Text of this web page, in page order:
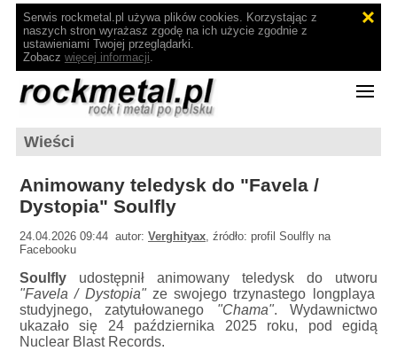
Serwis rockmetal.pl używa plików cookies. Korzystając z
naszych stron wyrażasz zgodę na ich użycie zgodnie z
ustawieniami Twojej przeglądarki.
Zobacz więcej informacji.
Wieści
Animowany teledysk do "Favela /
Dystopia" Soulfly
24.04.2026 09:44 autor:Verghityax, źródło: profil Soulfly na
Facebooku
Soulfly udostępnił animowany teledysk do utworu
"Favela / Dystopia" ze swojego trzynastego longplaya
studyjnego, zatytułowanego "Chama". Wydawnictwo
ukazało się 24 października 2025 roku, pod egidą
Nuclear Blast Records.